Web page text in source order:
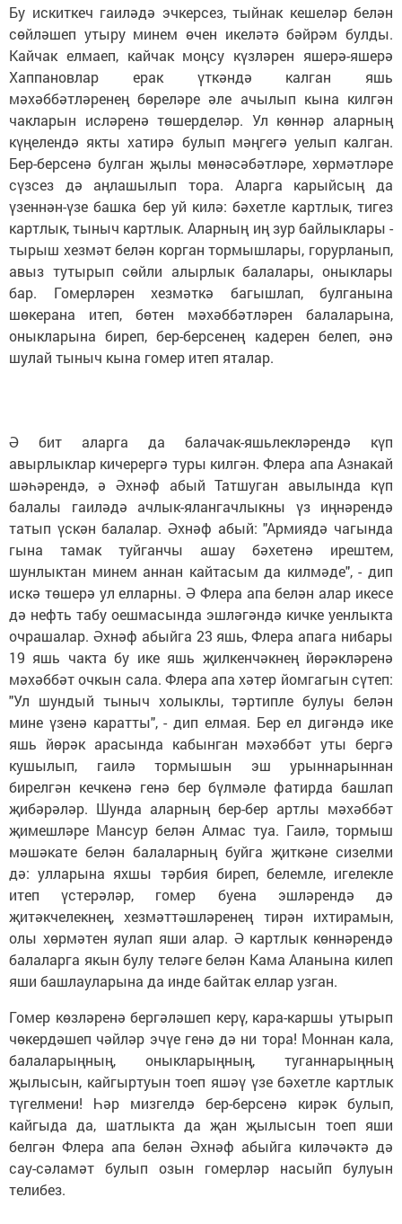
Бу искиткеч гаиләдә эчкерсез, тыйнак кешеләр белән
сөйләшеп утыру минем өчен икеләтә бәйрәм булды.
Кайчак елмаеп, кайчак моңсу күзләрен яшерә-яшерә
Хаппановлар ерак үткәндә калган яшь
мәхәббәтләренең бөреләре әле ачылып кына килгән
чакларын исләренә төшерделәр. Ул көннәр аларның
күңелендә якты хатирә булып мәңгегә уелып калган.
Бер-берсенә булган җылы мөнәсәбәтләре, хөрмәтләре
сүзсез дә аңлашылып тора. Аларга карыйсың да
үзеннән-үзе башка бер уй килә: бәхетле картлык, тигез
картлык, тыныч картлык. Аларның иң зур байлыклары -
тырыш хезмәт белән корган тормышлары, горурланып,
авыз тутырып сөйли алырлык балалары, оныклары
бар. Гомерләрен хезмәткә багышлап, булганына
шөкерана итеп, бөтен мәхәббәтләрен балаларына,
оныкларына биреп, бер-берсенең кадерен белеп, әнә
шулай тыныч кына гомер итеп яталар.
Ә бит аларга да балачак-яшьлекләрендә күп
авырлыклар кичерергә туры килгән. Флера апа Азнакай
шәһәрендә, ә Әхнәф абый Татшуган авылында күп
балалы гаиләдә ачлык-ялангачлыкны үз иңнәрендә
татып үскән балалар. Әхнәф абый: "Армиядә чагында
гына тамак туйганчы ашау бәхетенә ирештем,
шунлыктан минем аннан кайтасым да килмәде", - дип
искә төшерә ул елларны. Ә Флера апа белән алар икесе
дә нефть табу оешмасында эшләгәндә кичке уенлыкта
очрашалар. Әхнәф абыйга 23 яшь, Флера апага нибары
19 яшь чакта бу ике яшь җилкенчәкнең йөрәкләренә
мәхәббәт очкын сала. Флера апа хәтер йомгагын сүтеп:
"Ул шундый тыныч холыклы, тәртипле булуы белән
мине үзенә каратты", - дип елмая. Бер ел дигәндә ике
яшь йөрәк арасында кабынган мәхәббәт уты бергә
кушылып, гаилә тормышын эш урыннарыннан
бирелгән кечкенә генә бер бүлмәле фатирда башлап
җибәрәләр. Шунда аларның бер-бер артлы мәхәббәт
җимешләре Мансур белән Алмас туа. Гаилә, тормыш
мәшәкате белән балаларның буйга җиткәне сизелми
дә: улларына яхшы тәрбия биреп, белемле, игелекле
итеп үстерәләр, гомер буена эшләрендә дә
җитәкчелекнең, хезмәттәшләренең тирән ихтирамын,
олы хөрмәтен яулап яши алар. Ә картлык көннәрендә
балаларга якын булу теләге белән Кама Аланына килеп
яши башлауларына да инде байтак еллар узган.
Гомер көзләренә бергәләшеп керү, кара-каршы утырып
чөкердәшеп чәйләр эчүе генә дә ни тора! Моннан кала,
балаларыңның, оныкларыңның, туганнарыңның
җылысын, кайгыртуын тоеп яшәү үзе бәхетле картлык
түгелмени! Һәр мизгелдә бер-берсенә кирәк булып,
кайгыда да, шатлыкта да җан җылысын тоеп яши
белгән Флера апа белән Әхнәф абыйга киләчәктә дә
сау-сәламәт булып озын гомерләр насыйп булуын
телибез.